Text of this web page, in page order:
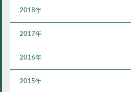
2018年
2017年
2016年
2015年